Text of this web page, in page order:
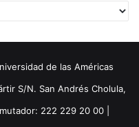
de las Américas
S/N. San Andrés Cholula,
222 229 20 00 |